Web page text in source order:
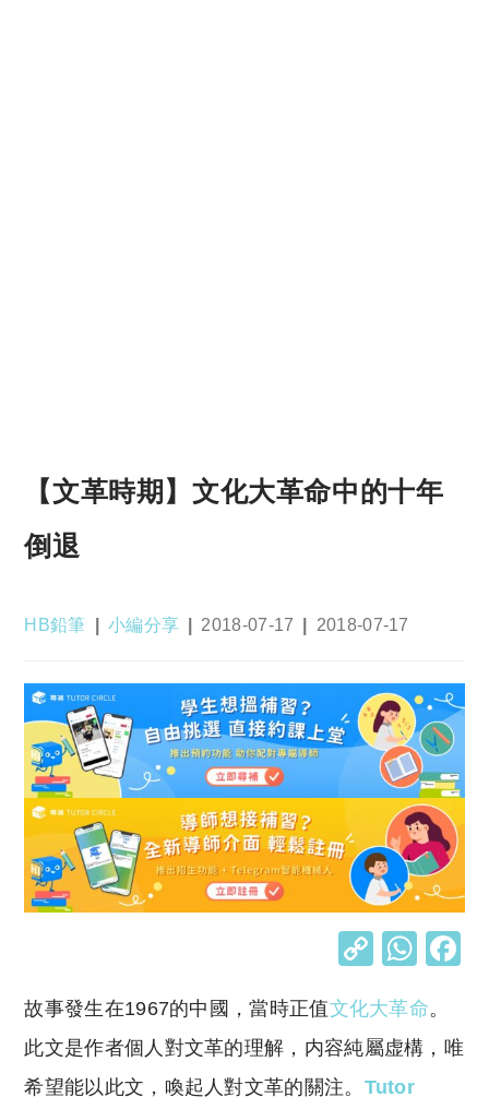
【文革時期】文化大革命中的十年
倒退
Post
HB鉛筆
Post
小編分享
Post
2018-07-17
Post
2018-07-17
C
p
y
Li
W
at
s
故事發生在1967的中國，當時正值文化大革命。
此文是作者個人對文革的理解，内容純屬虚構， 唯
希望能以此文，喚起人對文革的關注。 Tutor